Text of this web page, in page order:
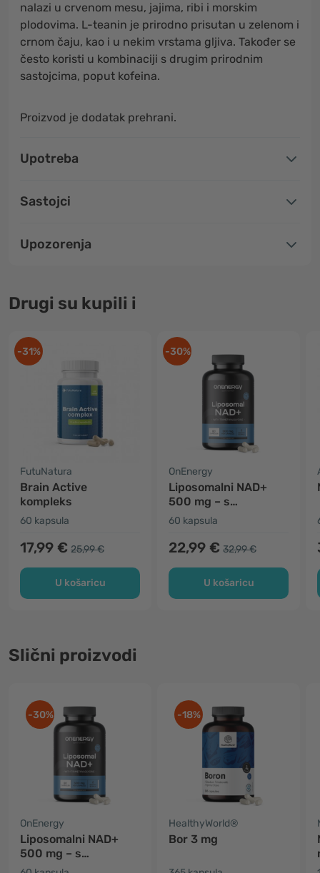
nalazi u crvenom mesu, jajima, ribi i morskim
plodovima. L-teanin je prirodno prisutan u zelenom i
crnom čaju, kao i u nekim vrstama gljiva. Također se
često koristi u kombinaciji s drugim prirodnim
sastojcima, poput kofeina.
Proizvod je dodatak prehrani.
Upotreba
Sastojci
Upozorenja
Drugi su kupili i
-31%
FutuNatura
Brain Active
kompleks
60 kapsula
17,99 € 25,99 €
U košaricu
-30%
OnEnergy
Liposomalni NAD+
500 mg – s
trimetilglicinom
60 kapsula
22,99 € 32,99 €
U košaricu
Slični proizvodi
-30%
OnEnergy
Liposomalni NAD+
500 mg – s
trimetilglicinom
-18%
HealthyWorld®
Bor 3 mg